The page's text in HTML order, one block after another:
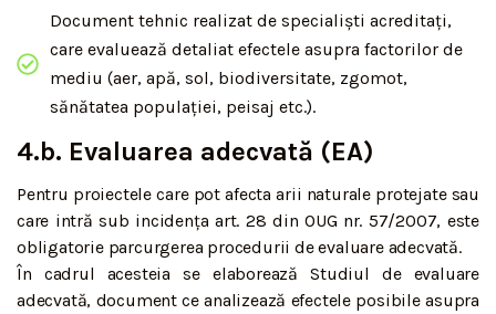
Document tehnic realizat de specialiști acreditați,
care evaluează detaliat efectele asupra factorilor de
mediu (aer, apă, sol, biodiversitate, zgomot,
sănătatea populației, peisaj etc.).
4.b. Evaluarea adecvată (EA)
Pentru proiectele care pot afecta arii naturale protejate sau
care intră sub incidența art. 28 din OUG nr. 57/2007, este
obligatorie parcurgerea procedurii de evaluare adecvată.
În cadrul acesteia se elaborează Studiul de evaluare
adecvată, document ce analizează efectele posibile asupra